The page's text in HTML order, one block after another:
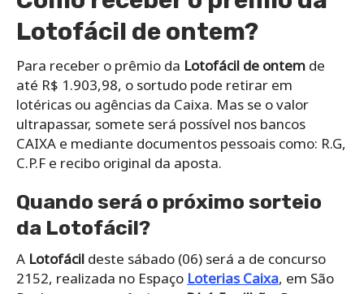
Lotofácil de ontem?
Para receber o prêmio da Lotofácil de ontem de
até R$ 1.903,98, o sortudo pode retirar em
lotéricas ou agências da Caixa. Mas se o valor
ultrapassar, somete será possível nos bancos
CAIXA e mediante documentos pessoais como: R.G,
C.P.F e recibo original da aposta.
Quando será o próximo sorteio
da Lotofácil?
A Lotofácil deste sábado (06) será a de concurso
2152, realizada no Espaço Loterias Caixa, em São